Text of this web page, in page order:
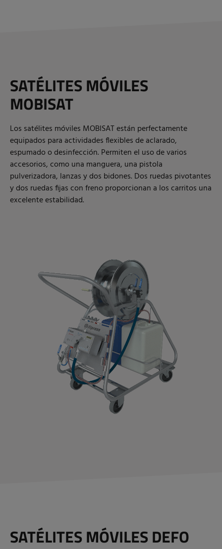
SATÉLITES MÓVILES
MOBISAT
Los satélites móviles MOBISAT están perfectamente
equipados para actividades flexibles de aclarado,
espumado o desinfección. Permiten el uso de varios
accesorios, como una manguera, una pistola
pulverizadora, lanzas y dos bidones. Dos ruedas pivotantes
y dos ruedas fijas con freno proporcionan a los carritos una
excelente estabilidad.
SATÉLITES MÓVILES DEFO